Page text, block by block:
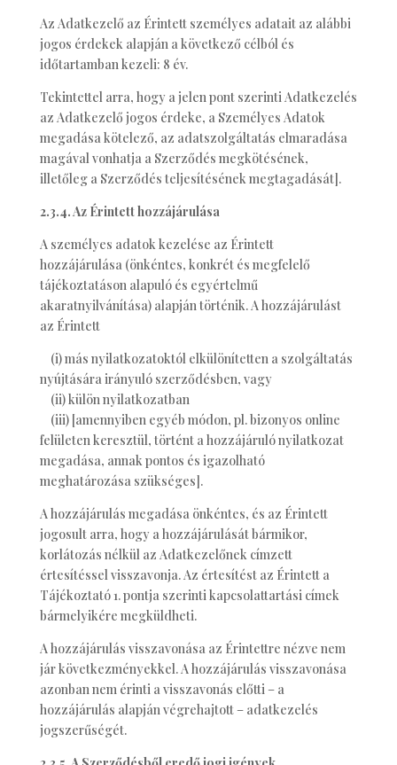
Az Adatkezelő az Érintett személyes adatait az alábbi
jogos érdekek alapján a következő célból és
időtartamban kezeli: 8 év.
Tekintettel arra, hogy a jelen pont szerinti Adatkezelés
az Adatkezelő jogos érdeke, a Személyes Adatok
megadása kötelező, az adatszolgáltatás elmaradása
magával vonhatja a Szerződés megkötésének,
illetőleg a Szerződés teljesítésének megtagadását].
2.3.4. Az Érintett hozzájárulása
A személyes adatok kezelése az Érintett
hozzájárulása (önkéntes, konkrét és megfelelő
tájékoztatáson alapuló és egyértelmű
akaratnyilvánítása) alapján történik. A hozzájárulást
az Érintett
(i) más nyilatkozatoktól elkülönítetten a szolgáltatás
nyújtására irányuló szerződésben, vagy
(ii) külön nyilatkozatban
(iii) [amennyiben egyéb módon, pl. bizonyos online
felületen keresztül, történt a hozzájáruló nyilatkozat
megadása, annak pontos és igazolható
meghatározása szükséges].
A hozzájárulás megadása önkéntes, és az Érintett
jogosult arra, hogy a hozzájárulását bármikor,
korlátozás nélkül az Adatkezelőnek címzett
értesítéssel visszavonja. Az értesítést az Érintett a
Tájékoztató 1. pontja szerinti kapcsolattartási címek
bármelyikére megküldheti.
A hozzájárulás visszavonása az Érintettre nézve nem
jár következményekkel. A hozzájárulás visszavonása
azonban nem érinti a visszavonás előtti – a
hozzájárulás alapján végrehajtott – adatkezelés
jogszerűségét.